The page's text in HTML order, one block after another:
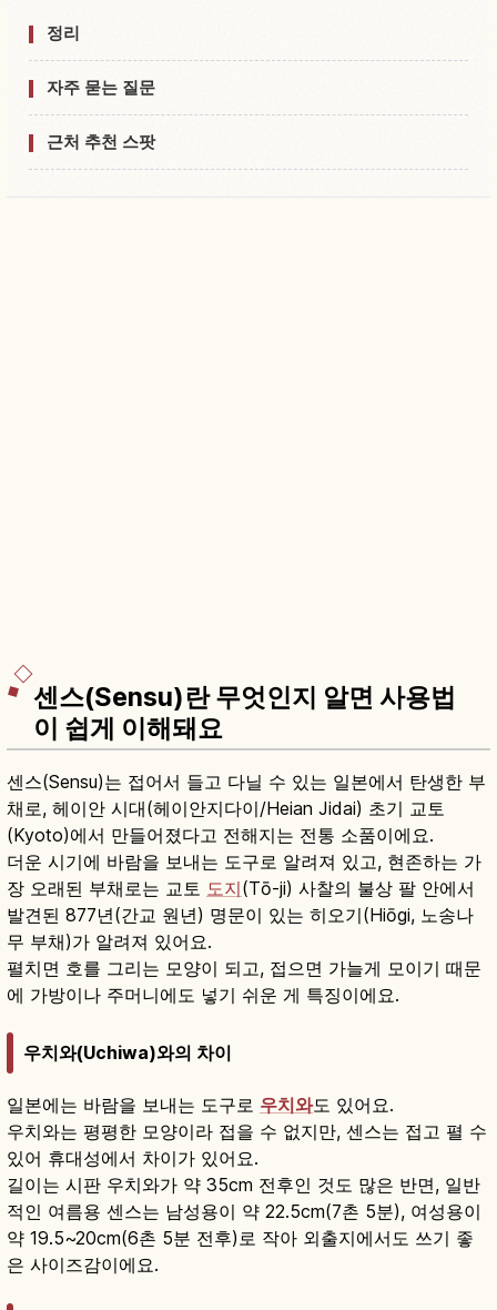
정리
자주 묻는 질문
근처 추천 스팟
센스(Sensu)란 무엇인지 알면 사용법
이 쉽게 이해돼요
센스(Sensu)는 접어서 들고 다닐 수 있는 일본에서 탄생한 부
채로, 헤이안 시대(헤이안지다이/Heian Jidai) 초기 교토
(Kyoto)에서 만들어졌다고 전해지는 전통 소품이에요.
더운 시기에 바람을 보내는 도구로 알려져 있고, 현존하는 가
장 오래된 부채로는 교토 도지(Tō-ji) 사찰의 불상 팔 안에서
발견된 877년(간교 원년) 명문이 있는 히오기(Hiōgi, 노송나
무 부채)가 알려져 있어요.
펼치면 호를 그리는 모양이 되고, 접으면 가늘게 모이기 때문
에 가방이나 주머니에도 넣기 쉬운 게 특징이에요.
우치와(Uchiwa)와의 차이
일본에는 바람을 보내는 도구로 우치와도 있어요.
우치와는 평평한 모양이라 접을 수 없지만, 센스는 접고 펼 수
있어 휴대성에서 차이가 있어요.
길이는 시판 우치와가 약 35cm 전후인 것도 많은 반면, 일반
적인 여름용 센스는 남성용이 약 22.5cm(7촌 5분), 여성용이
약 19.5~20cm(6촌 5분 전후)로 작아 외출지에서도 쓰기 좋
은 사이즈감이에요.